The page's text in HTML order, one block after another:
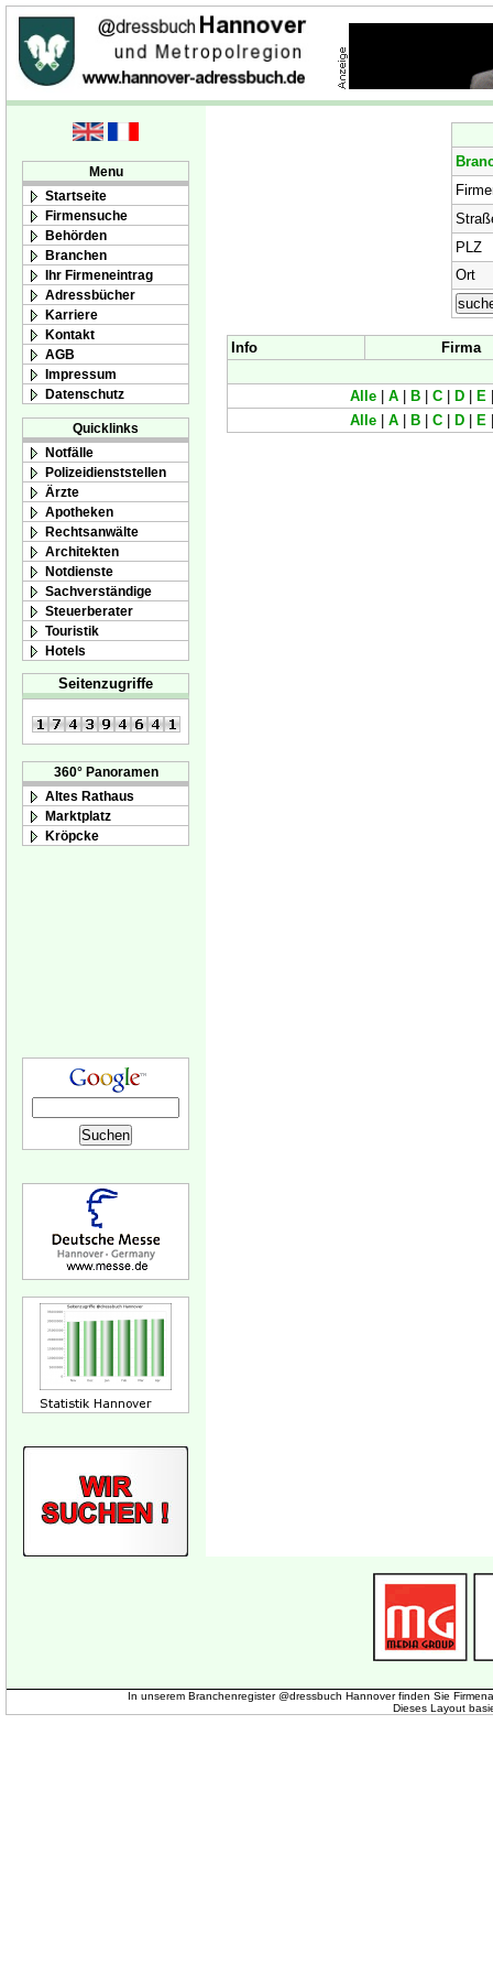
Menu
Startseite
Firmensuche
Behörden
Branchen
Ihr Firmeneintrag
Adressbücher
Karriere
Kontakt
AGB
Impressum
Datenschutz
Quicklinks
Notfälle
Polizeidienststellen
Ärzte
Apotheken
Rechtsanwälte
Architekten
Notdienste
Sachverständige
Steuerberater
Touristik
Hotels
Seitenzugriffe
360° Panoramen
Altes Rathaus
Marktplatz
Kröpcke
PLZ
Ort
Info Firma
Alle A B C D E
Alle
A B C D E
In unserem Branchenregister @dressbuch Hannover finden Sie
Dieses Layout